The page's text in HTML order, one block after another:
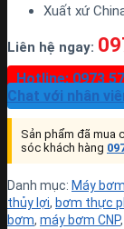
Xuất xứ
Liên hệ ngay:
Hotline: 0973
Chat với nhân
Sản phẩm đã mua
sóc khách hàng
Danh mục: Máy
thủy lợi, bơm thực
bơm, máy bơm CNP,